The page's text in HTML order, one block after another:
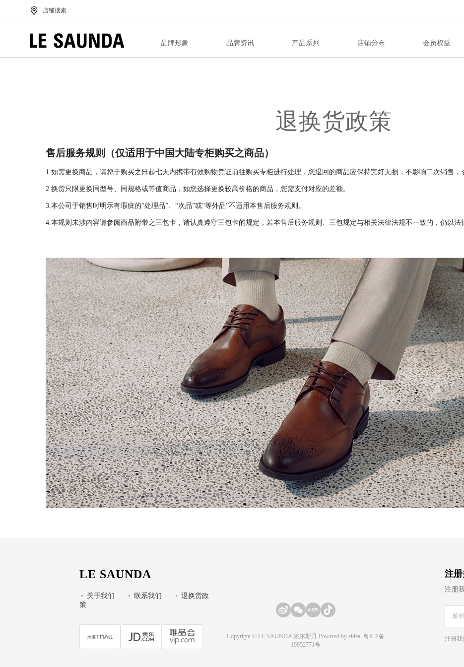
店铺搜索
品牌形象 品牌资讯 产品系列 店铺分布 会员权益
退换货政策
售后服务规则（仅适用于中国大陆专柜购买之商品）
1.如需更换商品，请您于购买之日起七天内携带有效购物凭证前往购买专柜进行处理，您退回的商品应保持完好无损，不影响二次销售，
2.换货只限更换同型号、同规格或等值商品，如您选择更换较高价格的商品，您需支付对应的差额。
3.本公司于销售时明示有瑕疵的“处理品”、“次品”或“等外品”不适用本售后服务规则。
4.本规则未涉内容请参阅商品附带之三包卡，请认真遵守三包卡的规定，若本售后服务规则、三包规定与相关法律法规不一致的，仍以法
LE SAUNDA
• 关于我们 • 联系我们 • 退换货政
策
Copyright © LE SAUNDA 莱尔斯丹 Powered by eidea 粤ICP备
19052771号
注
注册
注册我